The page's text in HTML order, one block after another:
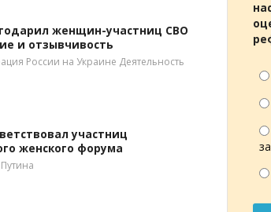
женщин-участниц СВО
и отзывчивость
России на Украине Деятельность
участниц
женского форума